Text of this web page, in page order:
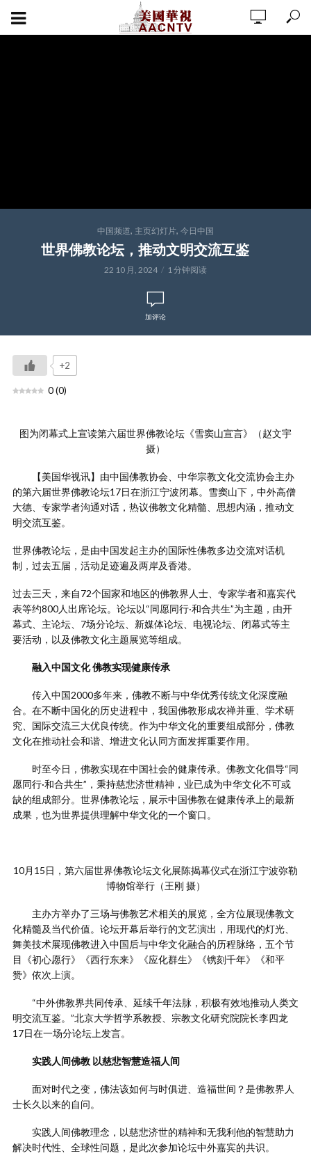
中国频道, 主页幻灯片, 今日中国
世界佛教论坛，推动文明交流互鉴
22 10 月, 2024 1 分钟阅读
加评论
+2
0(0)
图为闭幕式上宣读第六届世界佛教论坛《雪窦山宣言》（赵文宇
摄）
【美国华视讯】由中国佛教协会、中华宗教文化交流协会主办
的第六届世界佛教论坛17日在浙江宁波闭幕。雪窦山下，中外高僧
大德、专家学者沟通对话，热议佛教文化精髓、思想内涵，推动文
明交流互鉴。
世界佛教论坛，是由中国发起主办的国际性佛教多边交流对话机
制，过去五届，活动足迹遍及两岸及香港。
过去三天，来自72个国家和地区的佛教界人士、专家学者和嘉宾代
表等约800人出席论坛。论坛以“同愿同行·和合共生”为主题，由开
幕式、主论坛、7场分论坛、新媒体论坛、电视论坛、闭幕式等主
要活动，以及佛教文化主题展览等组成。
融入中国文化 佛教实现健康传承
传入中国2000多年来，佛教不断与中华优秀传统文化深度融
合。在不断中国化的历史进程中，我国佛教形成农禅并重、学术研
究、国际交流三大优良传统。作为中华文化的重要组成部分，佛教
文化在推动社会和谐、增进文化认同方面发挥重要作用。
时至今日，佛教实现在中国社会的健康传承。佛教文化倡导“同
愿同行·和合共生”，秉持慈悲济世精神，业已成为中华文化不可或
缺的组成部分。世界佛教论坛，展示中国佛教在健康传承上的最新
成果，也为世界提供理解中华文化的一个窗口。
10月15日，第六届世界佛教论坛文化展陈揭幕仪式在浙江宁波弥勒
博物馆举行（王刚 摄）
主办方举办了三场与佛教艺术相关的展览，全方位展现佛教文
化精髓及当代价值。论坛开幕后举行的文艺演出，用现代的灯光、
舞美技术展现佛教进入中国后与中华文化融合的历程脉络，五个节
目《初心愿行》《西行东来》《应化群生》《镌刻千年》《和平
赞》依次上演。
“中外佛教界共同传承、延续千年法脉，积极有效地推动人类文
明交流互鉴。”北京大学哲学系教授、宗教文化研究院院长李四龙
17日在一场分论坛上发言。
实践人间佛教 以慈悲智慧造福人间
面对时代之变，佛法该如何与时俱进、造福世间？是佛教界人
士长久以来的自问。
实践人间佛教理念，以慈悲济世的精神和无我利他的智慧助力
解决时代性、全球性问题，是此次参加论坛中外嘉宾的共识。